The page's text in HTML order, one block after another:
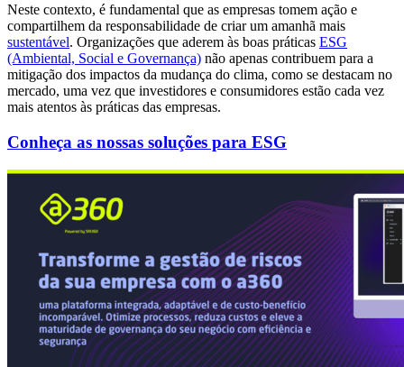
Neste contexto, é fundamental que as empresas tomem ação e
compartilhem da responsabilidade de criar um amanhã mais
sustentável. Organizações que aderem às boas práticas ESG
(Ambiental, Social e Governança) não apenas contribuem para a
mitigação dos impactos da mudança do clima, como se destacam no
mercado, uma vez que investidores e consumidores estão cada vez
mais atentos às práticas das empresas.
Conheça as nossas soluções para ESG